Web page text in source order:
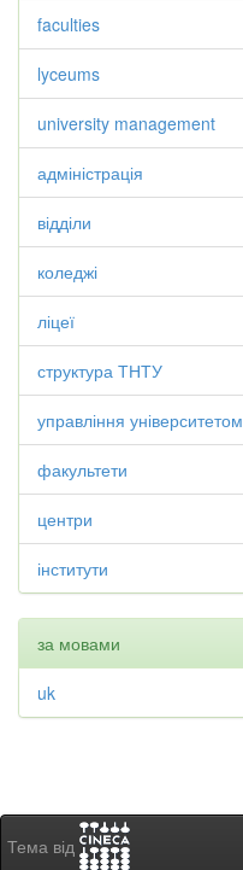
faculties
lyceums
university management
адміністрація
відділи
коледжі
ліцеї
структура ТНТУ
управління університетом
факультети
центри
інститути
за мовами
uk
Тема від